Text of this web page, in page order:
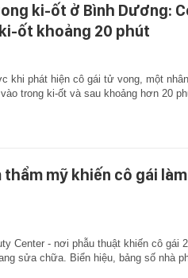
ki-ốt ở Bình Dương:
ốt khoảng 20 phút
khi phát hiện cô gái tử vong, một nhân
trong ki-ốt và sau khoảng hơn 20
mỹ khiến cô gái làm
Center - nơi phẫu thuật khiến cô gái
sửa chữa. Biển hiệu, bảng số nhà